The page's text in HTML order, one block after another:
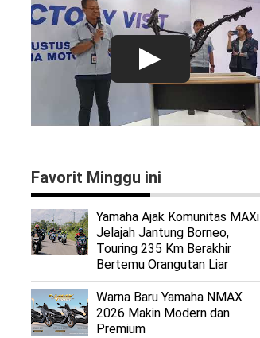
Favorit Minggu ini
Yamaha Ajak Komunitas MAXi
Jelajah Jantung Borneo,
Touring 235 Km Berakhir
Bertemu Orangutan Liar
Warna Baru Yamaha NMAX
2026 Makin Modern dan
Premium